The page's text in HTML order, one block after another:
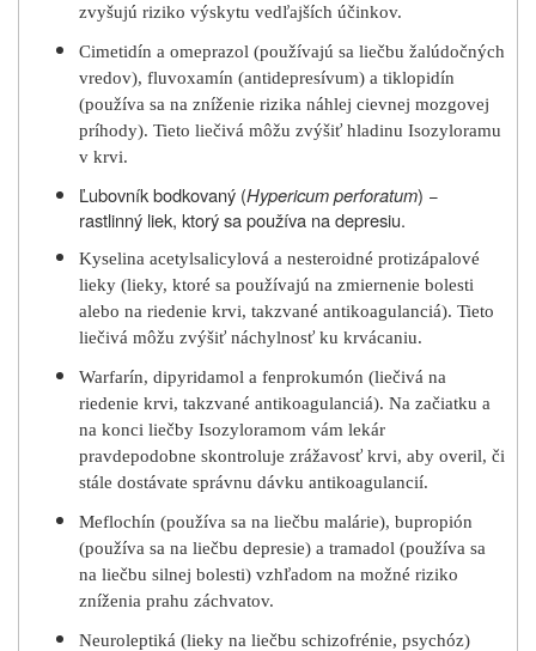
zvyšujú riziko výskytu vedľajších účinkov.
Cimetidín a omeprazol (používajú sa liečbu žalúdočných
vredov), fluvoxamín (antidepresívum) a tiklopidín
(používa sa na zníženie rizika náhlej cievnej mozgovej
príhody). Tieto liečivá môžu zvýšiť hladinu Isozyloramu
v krvi.
Ľubovník bodkovaný (Hypericum perforatum) −
rastlinný liek, ktorý sa používa na depresiu.
Kyselina acetylsalicylová a nesteroidné protizápalové
lieky (lieky, ktoré sa používajú na zmiernenie bolesti
alebo na riedenie krvi, takzvané antikoagulanciá). Tieto
liečivá môžu zvýšiť náchylnosť ku krvácaniu.
Warfarín, dipyridamol a fenprokumón (liečivá na
riedenie krvi, takzvané antikoagulanciá). Na začiatku a
na konci liečby Isozyloramom vám lekár
pravdepodobne skontroluje zrážavosť krvi, aby overil, či
stále dostávate správnu dávku antikoagulancií.
Meflochín (používa sa na liečbu malárie), bupropión
(používa sa na liečbu depresie) a tramadol (používa sa
na liečbu silnej bolesti) vzhľadom na možné riziko
zníženia prahu záchvatov.
Neuroleptiká (lieky na liečbu schizofrénie, psychóz)